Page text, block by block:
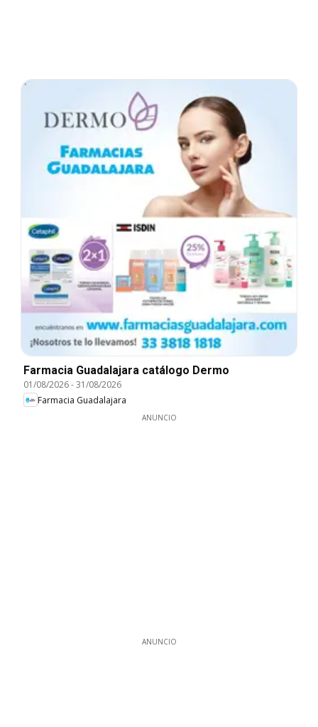
Farmacia Guadalajara catálogo Dermo
01/08/2026-31/08/2026
Farmacia Guadalajara
ANUNCIO
ANUNCIO